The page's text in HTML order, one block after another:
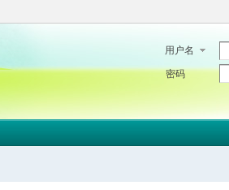
用户名
密码